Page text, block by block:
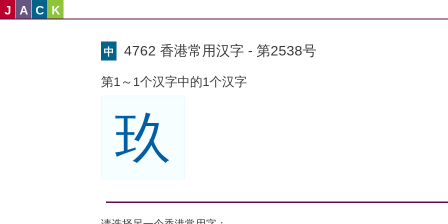
J A C K
中 4762 香港常用汉字 - 第2538号
第1～1个汉字中的1个汉字
玖